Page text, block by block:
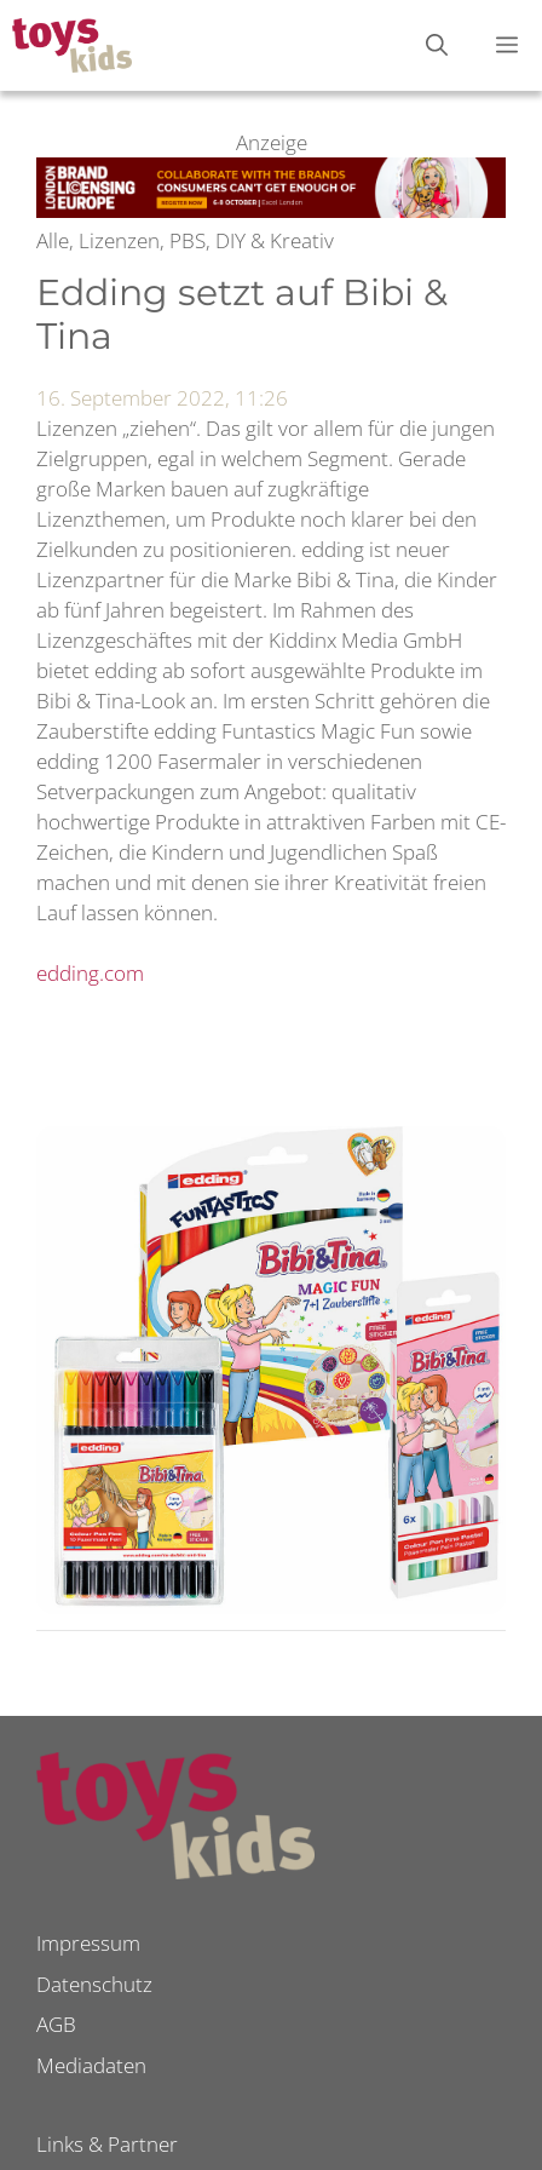
Zum
Inhalt
springen
Anzeige
Alle, Lizenzen, PBS, DIY & Kreativ
Edding setzt auf Bibi &
Tina
16. September 2022, 11:26
Lizenzen „ziehen“. Das gilt vor allem für die jungen
Zielgruppen, egal in welchem Segment. Gerade
große Marken bauen auf zugkräftige
Lizenzthemen, um Produkte noch klarer bei den
Zielkunden zu positionieren. edding ist neuer
Lizenzpartner für die Marke Bibi & Tina, die Kinder
ab fünf Jahren begeistert. Im Rahmen des
Lizenzgeschäftes mit der Kiddinx Media GmbH
bietet edding ab sofort ausgewählte Produkte im
Bibi & Tina-Look an. Im ersten Schritt gehören die
Zauberstifte edding Funtastics Magic Fun sowie
edding 1200 Fasermaler in verschiedenen
Setverpackungen zum Angebot: qualitativ
hochwertige Produkte in attraktiven Farben mit CE-
Zeichen, die Kindern und Jugendlichen Spaß
machen und mit denen sie ihrer Kreativität freien
Lauf lassen können.
edding.com
Impressum
Datenschutz
AGB
Mediadaten
Links & Partner